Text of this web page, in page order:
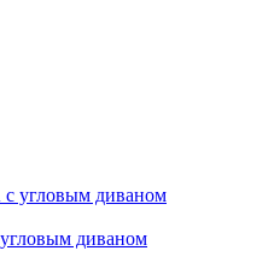
диваном